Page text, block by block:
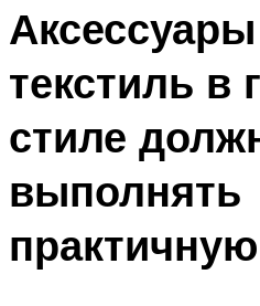
текстиль в
стиле
выполнять